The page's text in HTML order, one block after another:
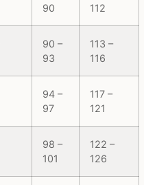
90
112
90 –
93
113 –
116
94 –
97
117 –
121
98 –
101
122 –
126